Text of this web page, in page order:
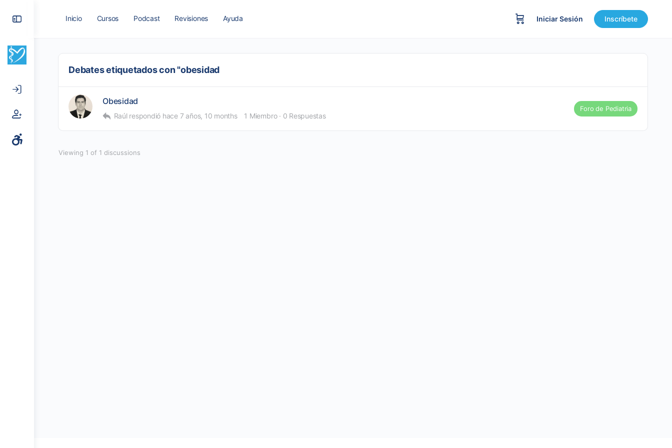
Panel
Inicio Cursos Podcast Revisiones Ayuda Iniciar Sesión Inscríbete
Debates etiquetados con "obesidad
Obesidad
Raúl respondió hace 7 años, 10 months 1 Miembro · 0 Respuestas
Foro de Pediatria
Viewing 1 of 1 discussions